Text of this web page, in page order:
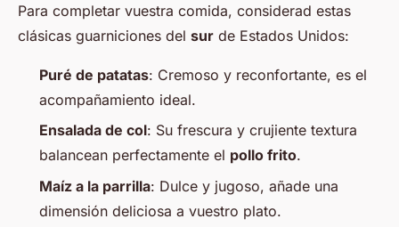
Para completar vuestra comida, considerad estas
clásicas guarniciones del sur de Estados Unidos:
Puré de patatas: Cremoso y reconfortante, es el
acompañamiento ideal.
Ensalada de col: Su frescura y crujiente textura
balancean perfectamente el pollo frito.
Maíz a la parrilla: Dulce y jugoso, añade una
dimensión deliciosa a vuestro plato.